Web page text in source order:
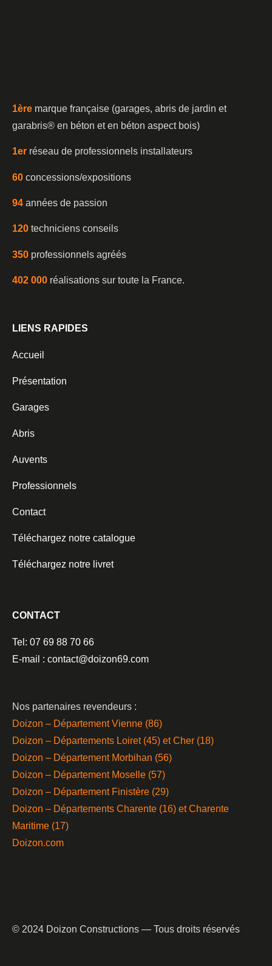
1ère marque française (garages, abris de jardin et
garabris®️ en béton et en béton aspect bois)
1er réseau de professionnels installateurs
60 concessions/expositions
94 années de passion
120 techniciens conseils
350 professionnels agréés
402 000 réalisations sur toute la France.
LIENS RAPIDES
Accueil
Présentation
Garages
Abris
Auvents
Professionnels
Contact
Téléchargez notre catalogue
Téléchargez notre livret
CONTACT
Tel: 07 69 88 70 66
E-mail : contact@doizon69.com
Nos partenaires revendeurs :
Doizon – Département Vienne (86)
Doizon – Départements Loiret (45) et Cher (18)
Doizon – Département Morbihan (56)
Doizon – Département Moselle (57)
Doizon – Département Finistère (29)
Doizon – Départements Charente (16) et Charente
Maritime (17)
Doizon.com
© 2024 Doizon Constructions — Tous droits réservés